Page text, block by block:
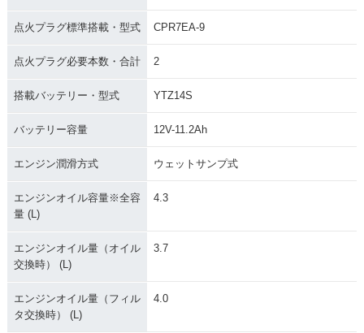
点火プラグ標準搭載・型式 CPR7EA-9
点火プラグ必要本数・合計 2
搭載バッテリー・型式 YTZ14S
バッテリー容量 12V-11.2Ah
エンジン潤滑方式 ウェットサンプ式
エンジンオイル容量※全容
量 (L)
4.3
エンジンオイル量（オイル
交換時） (L)
3.7
エンジンオイル量（フィル
タ交換時） (L)
4.0